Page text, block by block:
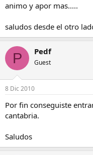
animo y apor mas.....
saludos desde el otro
P Pedf
Guest
8 Dic 2010
Por fin conseguiste
cantabria.
Saludos